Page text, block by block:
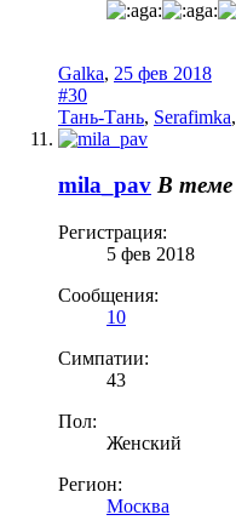
Galka, 25 фев 2018
#30
Тань-Тань, Serafimka,
mila_pav В теме
Регистрация:
5 фев 2018
Сообщения:
10
Симпатии:
43
Пол:
Женский
Регион:
Москва